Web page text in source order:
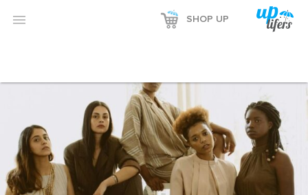
Reklamı Göster
Reklamı Gizle
 SHOP UP